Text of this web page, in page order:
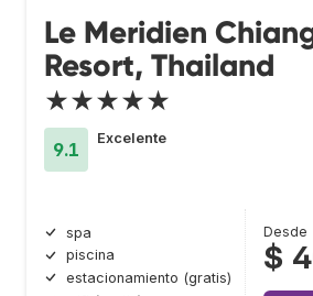
Le Meridien
Resort, Thailand
★★★★★
9.1
Excelente
spa
piscina
estacionamiento (gratis)
Desde
$